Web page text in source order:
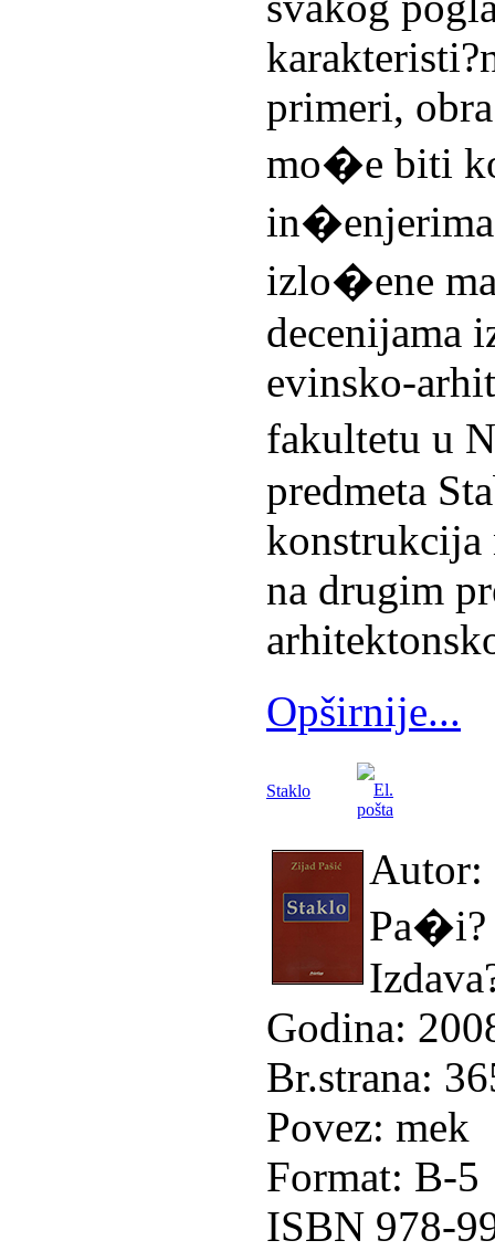
primeri,
mo�e biti
izlo�ene
decenijama
evinsko-
fakultetu u
predmeta
konstrukcija
na drugim
Opširnije...
Staklo
Autor:
Pa�i?
Godina:
Br.strana:
Povez: mek
Format: B-5
ISBN 978-